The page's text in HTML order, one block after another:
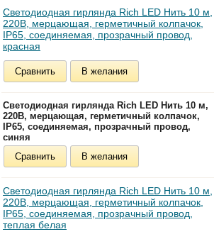
Светодиодная гирлянда Rich LED Нить 10 м,
220В, мерцающая, герметичный колпачок,
IP65, соединяемая, прозрачный провод,
красная
Сравнить В желания
Светодиодная гирлянда Rich LED Нить 10 м,
220В, мерцающая, герметичный колпачок,
IP65, соединяемая, прозрачный провод,
синяя
Сравнить
В желания
Светодиодная гирлянда Rich LED Нить 10 м,
220В, мерцающая, герметичный колпачок,
IP65, соединяемая, прозрачный провод,
теплая белая